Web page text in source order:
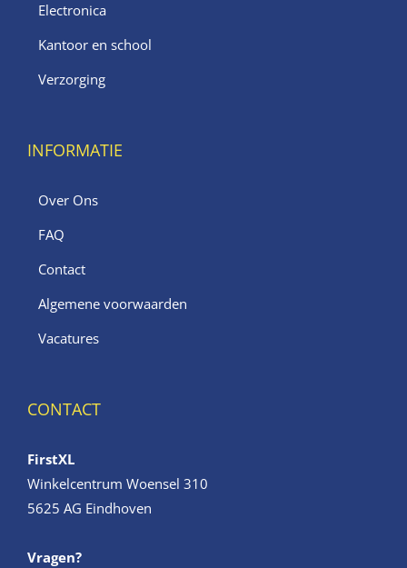
Electronica
Kantoor en school
Verzorging
INFORMATIE
Over Ons
FAQ
Contact
Algemene voorwaarden
Vacatures
CONTACT
FirstXL
Winkelcentrum Woensel 310
5625 AG Eindhoven
Vragen?